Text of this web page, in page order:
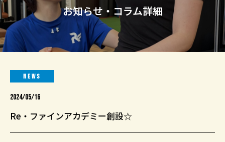
お知らせ・コラム詳細
NEWS
2024/05/16
Re・ファインアカデミー創設☆